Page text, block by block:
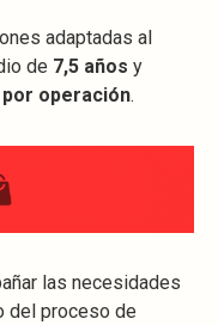
adaptadas al
de 7,5 años y
por operación.
las necesidades
del proceso de